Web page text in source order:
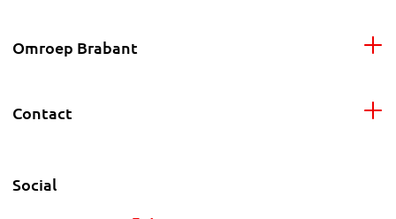
Omroep Brabant
Contact
Social